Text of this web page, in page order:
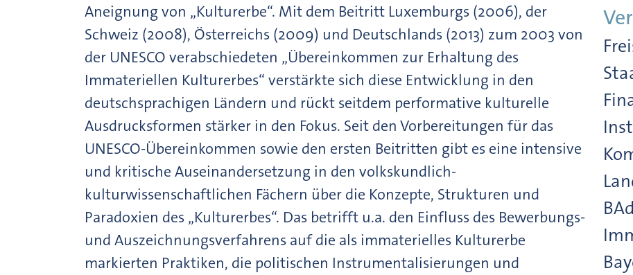
Aneignung von „Kulturerbe“. Mit dem Beitritt Luxemburgs (2006), der
Schweiz (2008), Österreichs (2009) und Deutschlands (2013) zum 2003 von
der UNESCO verabschiedeten „Übereinkommen zur Erhaltung des
Immateriellen Kulturerbes“ verstärkte sich diese Entwicklung in den
deutschsprachigen Ländern und rückt seitdem performative kulturelle
Ausdrucksformen stärker in den Fokus. Seit den Vorbereitungen für das
UNESCO-Übereinkommen sowie den ersten Beitritten gibt es eine intensive
und kritische Auseinandersetzung in den volkskundlich-
kulturwissenschaftlichen Fächern über die Konzepte, Strukturen und
Paradoxien des „Kulturerbes“. Das betrifft u.a. den Einfluss des Bewerbungs-
und Auszeichnungsverfahrens auf die als immaterielles Kulturerbe
markierten Praktiken, die politischen Instrumentalisierungen und